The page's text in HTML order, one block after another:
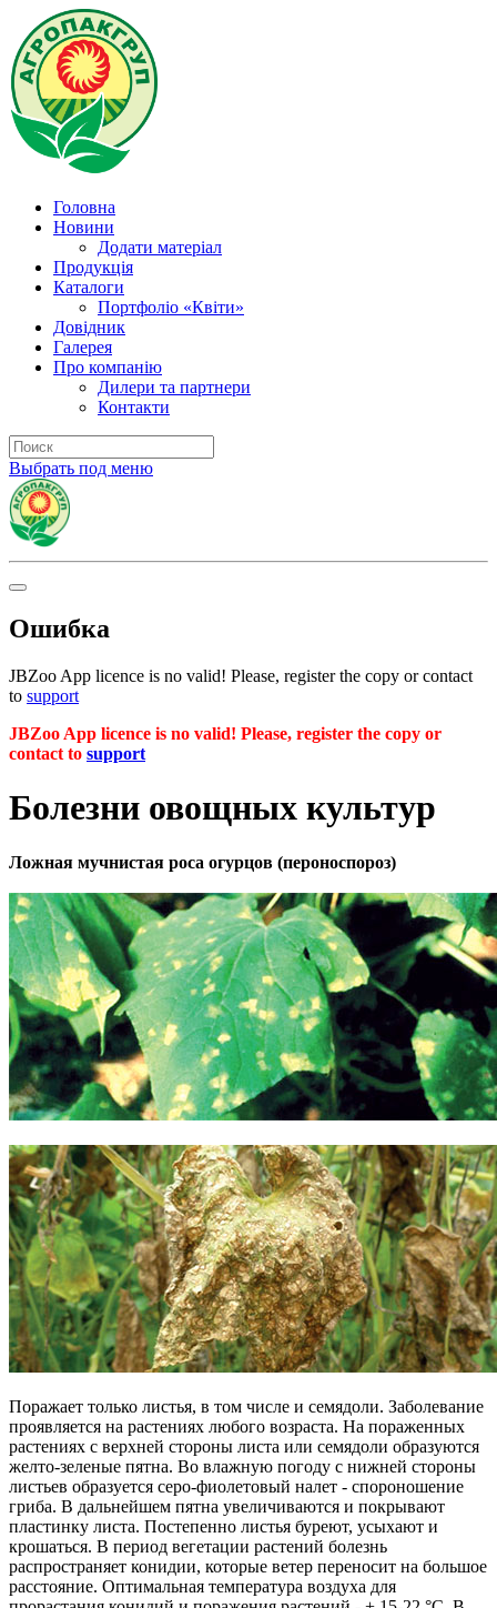
Головна
Новини
Додати матеріал
Продукція
Каталоги
Портфоліо «Квіти»
Довідник
Галерея
Про компанію
Дилери та партнери
Контакти
Выбрать под меню
Ошибка
JBZoo App licence is no valid! Please, register the copy or contact
to support
JBZoo App licence is no valid! Please, register the copy or
contact to support
Болезни овощных культур
Ложная мучнистая роса огурцов (пероноспороз)
Поражает только листья, в том числе и семядоли. Заболевание
проявляется на растениях любого возраста. На пораженных
растениях с верхней стороны листа или семядоли образуются
желто-зеленые пятна. Во влажную погоду с нижней стороны
листьев образуется серо-фиолетовый налет - спороношение
гриба. В дальнейшем пятна увеличиваются и покрывают
пластинку листа. Постепенно листья буреют, усыхают и
крошаться. В период вегетации растений болезнь
распространяет конидии, которые ветер переносит на большое
расстояние. Оптимальная температура воздуха для